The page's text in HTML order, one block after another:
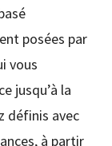
posées par
vous
jusqu’à la
définis avec
à partir